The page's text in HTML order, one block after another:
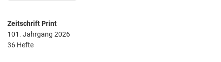
Zeitschrift Print
101. Jahrgang 2026
36 Hefte